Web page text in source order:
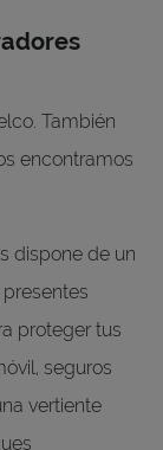
También
encontramos
dispone de un
proteger tus
seguros
vertiente